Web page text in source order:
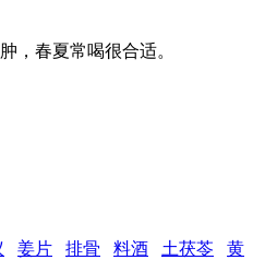
，春夏常喝很合适。
姜片 排骨 料酒 土茯苓
黄